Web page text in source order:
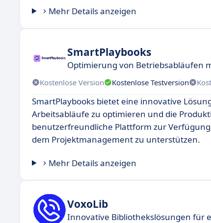
Mehr Details anzeigen
SmartPlaybooks
Optimierung von Betriebsabläufen
Kostenlose Version Kostenlose Testversion
SmartPlaybooks bietet eine innovative
Arbeitsabläufe zu optimieren und die
benutzerfreundliche Plattform zur
dem Projektmanagement zu unterstützen.
Mehr Details anzeigen
VoxoLib
Innovative Bibliothekslösungen für